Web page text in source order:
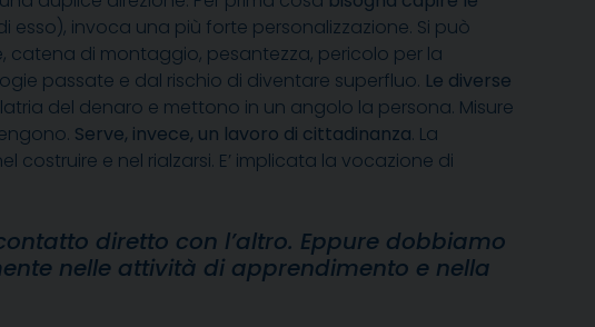
invoca una più forte personalizzazione. Si può
catena di montaggio, pesantezza, pericolo per la
passate e dal rischio di diventare superfluo. Le diverse
del denaro e mettono in un angolo la persona. Misure
Serve, invece, un lavoro di cittadinanza. La
e nel rialzarsi. E’ implicata la vocazione di
diretto con l’altro. Eppure dobbiamo
nelle attività di apprendimento e nella